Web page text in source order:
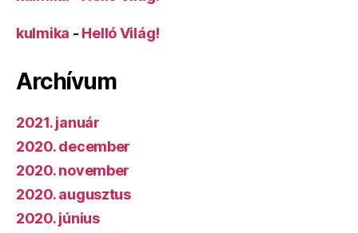
kulmika - Helló Világ!
Archívum
2021. január
2020. december
2020. november
2020. augusztus
2020. június